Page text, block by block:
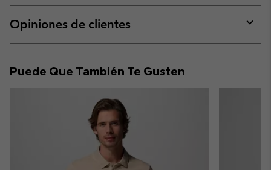
or
Opiniones de clientes
or
Puede Que También Te Gusten